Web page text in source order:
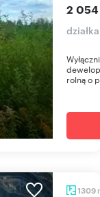
2 054
rolną o
1309